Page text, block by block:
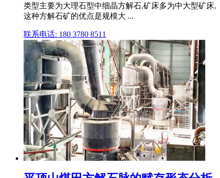
类型主要为大理石型中细晶方解石,矿床多为中大型矿床,
这种方解石矿的优点是规模大 ...
联系电话: 180 3780 8511